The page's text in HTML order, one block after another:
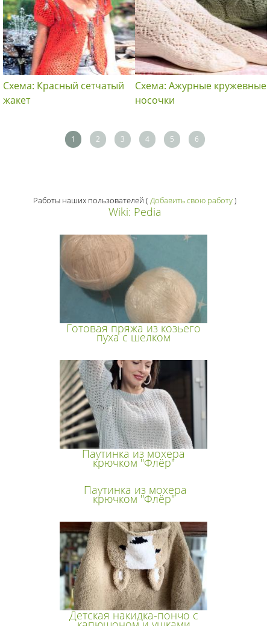
Схема: Красный сетчатый
жакет
Схема: Ажурные кружевные
носочки
1 2 3 4 5 6
Работы наших пользователей ( Добавить свою работу)
Wiki: Pedia
Готовая пряжа из козьего
пуха с шелком
Паутинка из мохера
крючком "Флёр"
Паутинка из мохера
крючком "Флёр"
Детская накидка-пончо с